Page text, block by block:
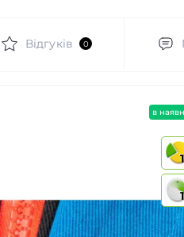
Відгуків 0
в